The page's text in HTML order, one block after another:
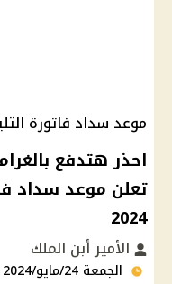
موعد سداد فاتورة
احذر هتدفع
تعلن موعد سداد
2024
الأمير أبن الملك
الجمعة 24/مايو/2024 - 04:00 ص